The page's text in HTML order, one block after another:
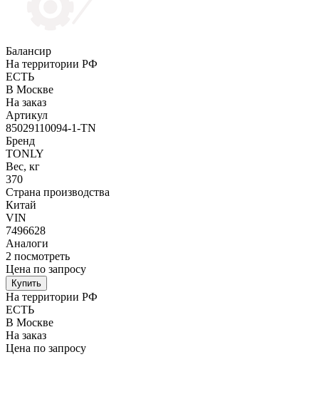
Балансир
На территории РФ
ЕСТЬ
В Москве
На заказ
Артикул
85029110094-1-TN
Бренд
TONLY
Вес, кг
370
Страна производства
Китай
VIN
7496628
Аналоги
2 посмотреть
Цена по запросу
Купить
На территории РФ
ЕСТЬ
В Москве
На заказ
Цена по запросу